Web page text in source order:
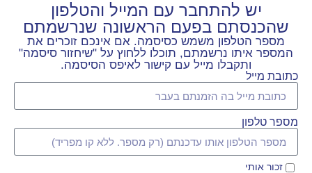
יש להתחבר עם המייל והטלפון
שהכנסתם בפעם הראשונה שנרשמתם
מספר הטלפון משמש כסיסמה. אם אינכם זוכרים את
המספר איתו נרשמתם, תוכלו ללחוץ על "שיחזור סיסמה"
ותקבלו מייל עם קישור לאיפס הסיסמה.
כתובת מייל
מספר טלפון
זכור אותי